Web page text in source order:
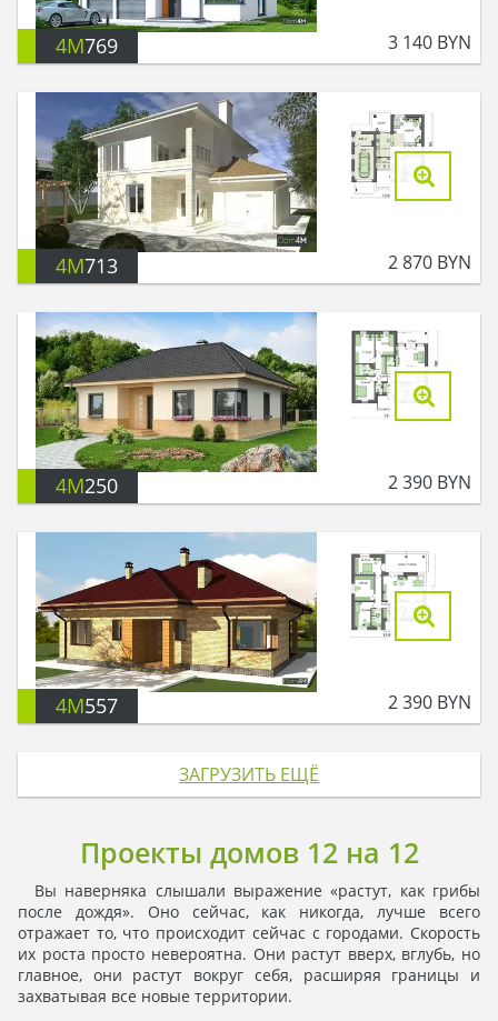
4M769 3 140 BYN
4M713 2 870 BYN
4M250 2 390 BYN
4M557 2 390 BYN
ЗАГРУЗИТЬ ЕЩЁ
Проекты домов 12 на 12
Вы наверняка слышали выражение «растут, как грибы
после дождя». Оно сейчас, как никогда, лучше всего
отражает то, что происходит сейчас с городами. Скорость
их роста просто невероятна. Они растут вверх, вглубь, но
главное, они растут вокруг себя, расширяя границы и
захватывая все новые территории.